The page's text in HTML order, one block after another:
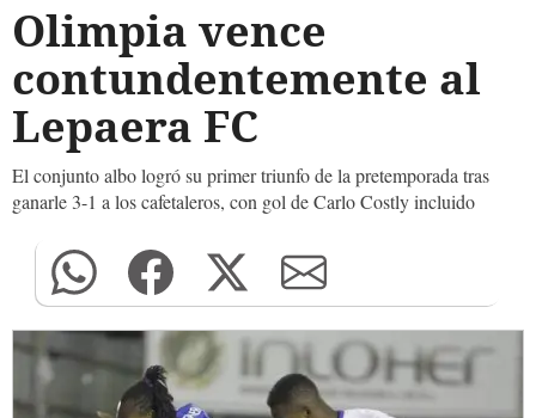
Olimpia vence
contundentemente al
Lepaera FC
El conjunto albo logró su primer triunfo de la pretemporada tras
ganarle 3-1 a los cafetaleros, con gol de Carlo Costly incluido